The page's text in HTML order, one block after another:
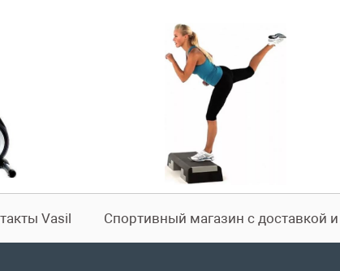
Vasil Спортивный магазин с доставкой